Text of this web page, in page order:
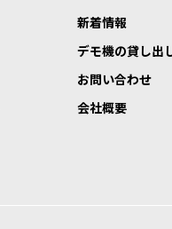
新着情報
デモ機の貸し出
お問い合わせ
会社概要